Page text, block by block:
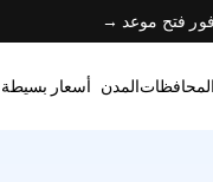
فتح موعد →
المحافظاتالمدن أسعار